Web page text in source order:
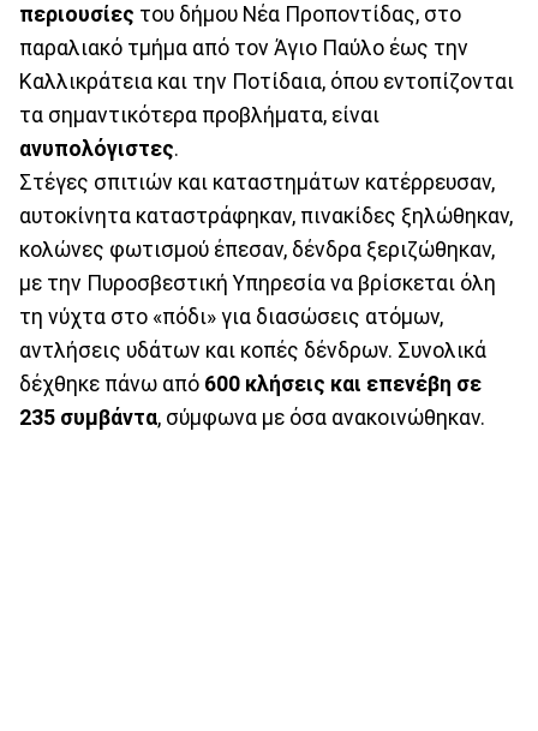
περιουσίες του δήμου Νέα Προποντίδας, στο
παραλιακό τμήμα από τον Άγιο Παύλο έως την
Καλλικράτεια και την Ποτίδαια, όπου εντοπίζονται
τα σημαντικότερα προβλήματα, είναι
ανυπολόγιστες.
Στέγες σπιτιών και καταστημάτων κατέρρευσαν,
αυτοκίνητα καταστράφηκαν, πινακίδες ξηλώθηκαν,
κολώνες φωτισμού έπεσαν, δένδρα ξεριζώθηκαν,
με την Πυροσβεστική Υπηρεσία να βρίσκεται όλη
τη νύχτα στο «πόδι» για διασώσεις ατόμων,
αντλήσεις υδάτων και κοπές δένδρων. Συνολικά
δέχθηκε πάνω από 600 κλήσεις και επενέβη σε
235 συμβάντα, σύμφωνα με όσα ανακοινώθηκαν.